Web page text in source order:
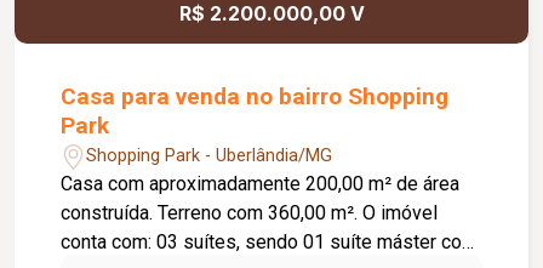
R$ 2.200.000,00 V
Casa para venda no bairro Shopping
Park
Shopping Park - Uberlândia/MG
Casa com aproximadamente 200,00 m² de área
construída. Terreno com 360,00 m². O imóvel
conta com: 03 suítes, sendo 01 suíte máster com